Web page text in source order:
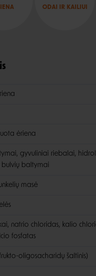
ODAI IR KAILIUI
ėriena
gyvuliniai riebalai,
bulvių baltymai
masė
natrio chloridas, kalio
fosfatas
oligosacharidų šaltinis)